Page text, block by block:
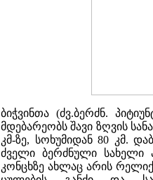
ბიჭვინთა (ძვ.ბერძნ.
მდებარეობს შავი ზღვის
კმ-ზე, სოხუმიდან 80 კმ.
ძველი ბერძნული სახელი
კონცხზე ახლაც არის